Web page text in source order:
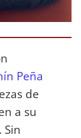
Peña
de
a su